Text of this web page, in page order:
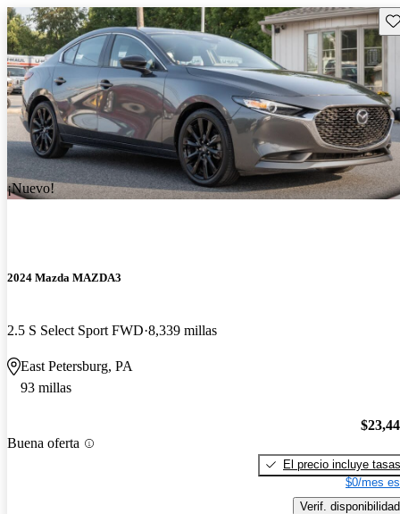
¡Nuevo!
2024 Mazda MAZDA3
2.5 S Select Sport FWD 8,339 millas
East Petersburg, PA
93 millas
Buena oferta
El precio incluye tasas
$0/mes
Verif. disponibilidad